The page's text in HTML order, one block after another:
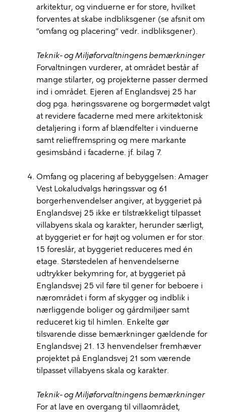
arkitektur, og vinduerne er for store, hvilket
forventes at skabe indbliksgener (se afsnit om
”omfang og placering” vedr. indbliksgener).
Teknik- og Miljøforvaltningens bemærkninger
Forvaltningen vurderer, at området består af
mange stilarter, og projekterne passer dermed
ind i området. Ejeren af Englandsvej 25 har
dog pga. høringssvarene og borgermødet valgt
at revidere facaderne med mere arkitektonisk
detaljering i form af blændfelter i vinduerne
samt relieffremspring og mere markante
gesimsbånd i facaderne. jf. bilag 7.
Omfang og placering af bebyggelsen: Amager
Vest Lokaludvalgs høringssvar og 61
borgerhenvendelser angiver, at byggeriet på
Englandsvej 25 ikke er tilstrækkeligt tilpasset
villabyens skala og karakter, herunder særligt,
at byggeriet er for højt og volumen er for stor.
15 foreslår, at byggeriet reduceres med én
etage. Størstedelen af henvendelserne
udtrykker bekymring for, at byggeriet på
Englandsvej 25 vil føre til gener for beboere i
nærområdet i form af skygger og indblik i
nærliggende boliger og gårdmiljøer samt
reduceret kig til himlen. Enkelte gør
tilsvarende disse bemærkninger gældende for
Englandsvej 21. 13 henvendelser fremhæver
projektet på Englandsvej 21 som værende
tilpasset villabyens skala og karakter.
Teknik- og Miljøforvaltningens bemærkninger
For at lave en overgang til villaområdet,